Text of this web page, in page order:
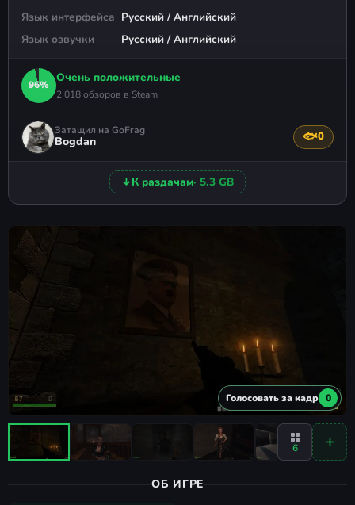
Язык интерфейса Русский / Английский
Язык озвучки
Русский / Английский
96%
Очень положительные
2 018 обзоров в Steam
Затащил на GoFrag
Bogdan 🐟0
↓К раздачам· 5.3 GB
Голосовать за кадр 0
6
ОБ ИГРЕ